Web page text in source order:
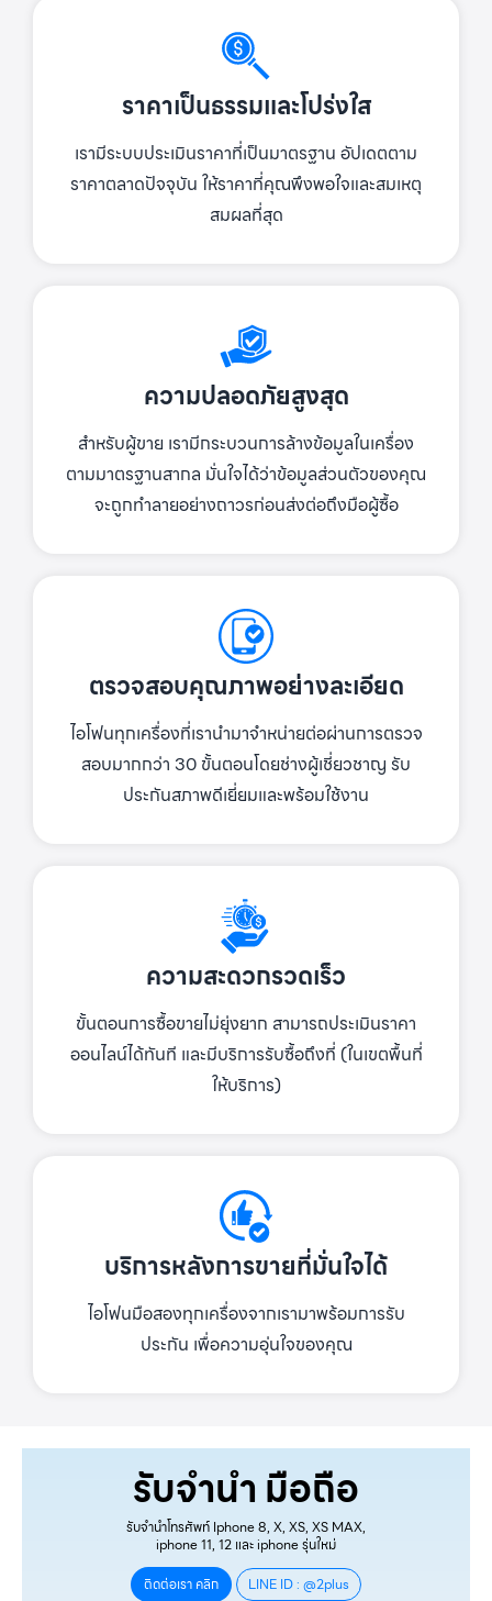
ราคาเป็นธรรมและโปร่งใส
เรามีระบบประเมินราคาที่เป็นมาตรฐาน อัปเดตตาม
ราคาตลาดปัจจุบัน ให้ราคาที่คุณพึงพอใจและสมเหตุ
สมผลที่สุด
ความปลอดภัยสูงสุด
สำหรับผู้ขาย เรามีกระบวนการล้างข้อมูลในเครื่อง
ตามมาตรฐานสากล มั่นใจได้ว่าข้อมูลส่วนตัวของคุณ
จะถูกทำลายอย่างถาวรก่อนส่งต่อถึงมือผู้ซื้อ
ตรวจสอบคุณภาพอย่างละเอียด
ไอโฟนทุกเครื่องที่เรานำมาจำหน่ายต่อผ่านการตรวจ
สอบมากกว่า 30 ขั้นตอนโดยช่างผู้เชี่ยวชาญ รับ
ประกันสภาพดีเยี่ยมและพร้อมใช้งาน
ความสะดวกรวดเร็ว
ขั้นตอนการซื้อขายไม่ยุ่งยาก สามารถประเมินราคา
ออนไลน์ได้ทันที และมีบริการรับซื้อถึงที่ (ในเขตพื้นที่
ให้บริการ)
บริการหลังการขายที่มั่นใจได้
ไอโฟนมือสองทุกเครื่องจากเรามาพร้อมการรับ
ประกัน เพื่อความอุ่นใจของคุณ
รับจำนำ มือถือ
รับจำนำโทรศัพท์ Iphone 8, X, XS, XS MAX,
iphone 11, 12 และ iphone รุ่นใหม่
ติดต่อเรา คลิก
LINE ID : @2plus